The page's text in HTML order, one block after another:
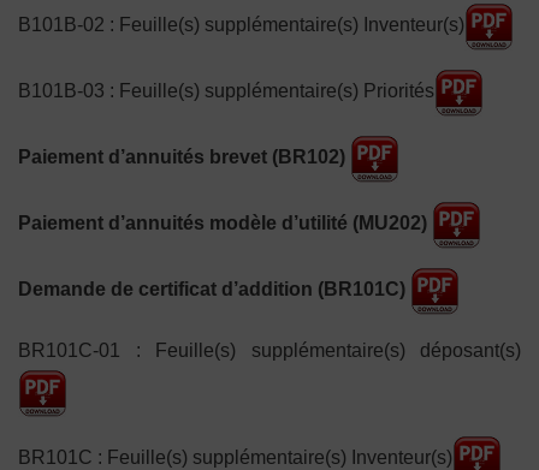
B101B-02 : Feuille(s) supplémentaire(s) Inventeur(s)
B101B-03 : Feuille(s) supplémentaire(s) Priorités
Paiement d’annuités brevet (BR102)
Paiement d’annuités modèle d’utilité (MU202)
Demande de certificat d’addition (BR101C)
BR101C-01 : Feuille(s) supplémentaire(s) déposant(s)
BR101C : Feuille(s) supplémentaire(s) Inventeur(s)